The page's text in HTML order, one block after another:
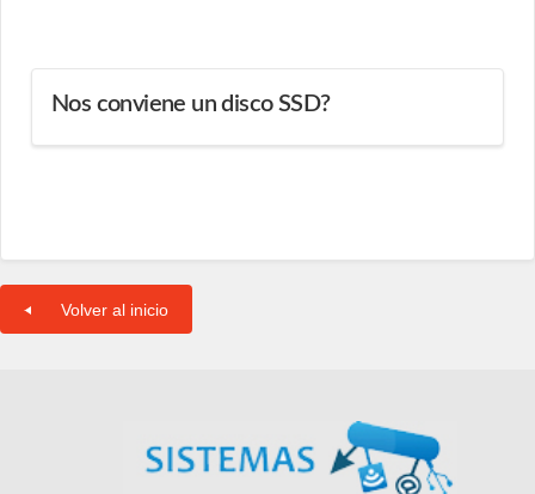
Nos conviene un disco SSD?
Volver al inicio